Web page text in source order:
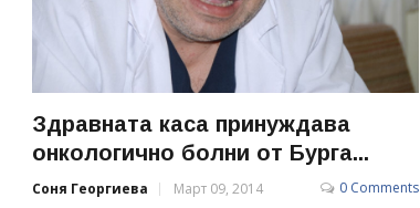
Здравната каса принуждава
онкологично болни от Бурга...
Соня Георгиева Март 09, 2014 0 Comments